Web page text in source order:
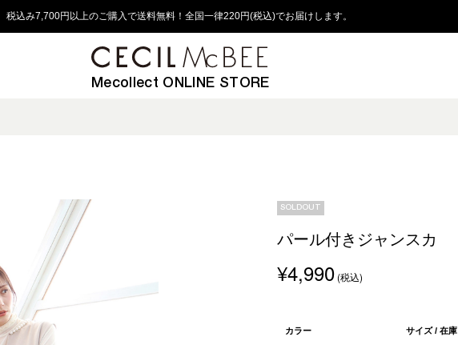
税込み7,700円以上のご購入で送料無料！全国一律220円(税込)でお届けします。
Mecollect ONLINE STORE
SOLDOUT
パール付きジャンスカ
¥4,990(税込)
カラー サイズ / 在庫